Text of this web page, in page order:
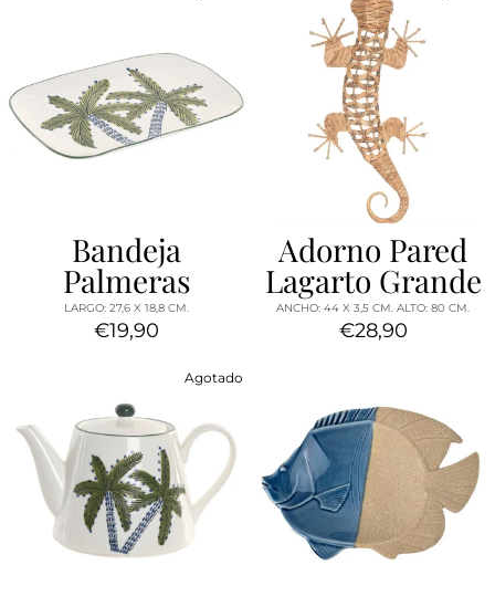
Bandeja
Palmeras
LARGO: 27,6 X 18,8 CM.
€19,90
Adorno Pared
Lagarto Grande
ANCHO: 44 X 3,5 CM. ALTO: 80 CM.
€28,90
Agotado